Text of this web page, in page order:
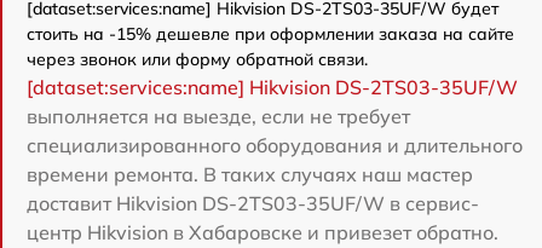
[dataset:services:name] Hikvision DS-2TS03-35UF/W будет
стоить на -15% дешевле при оформлении заказа на сайте
через звонок или форму обратной связи.
[dataset:services:name] Hikvision DS-2TS03-35UF/W
выполняется на выезде, если не требует
специализированного оборудования и длительного
времени ремонта. В таких случаях наш мастер
доставит Hikvision DS-2TS03-35UF/W в сервис-
центр Hikvision в Хабаровске и привезет обратно.